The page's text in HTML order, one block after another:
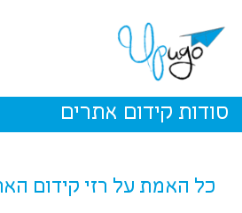
סודות קידום אתרים
כל האמת על רזי קידום